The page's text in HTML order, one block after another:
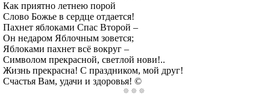
Как приятно летнею порой
Слово Божье в сердце отдается!
Пахнет яблоками Спас Второй –
Он недаром Яблочным зовется;
Яблоками пахнет всё вокруг –
Символом прекрасной, светлой нови!..
Жизнь прекрасна! С праздником, мой друг!
Счастья Вам, удачи и здоровья! ©